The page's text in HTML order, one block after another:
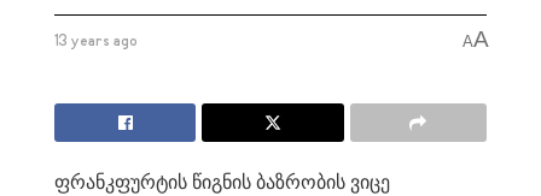
13 years ago AA
ფრანკფურტის წიგნის ბაზრობის ვიცე